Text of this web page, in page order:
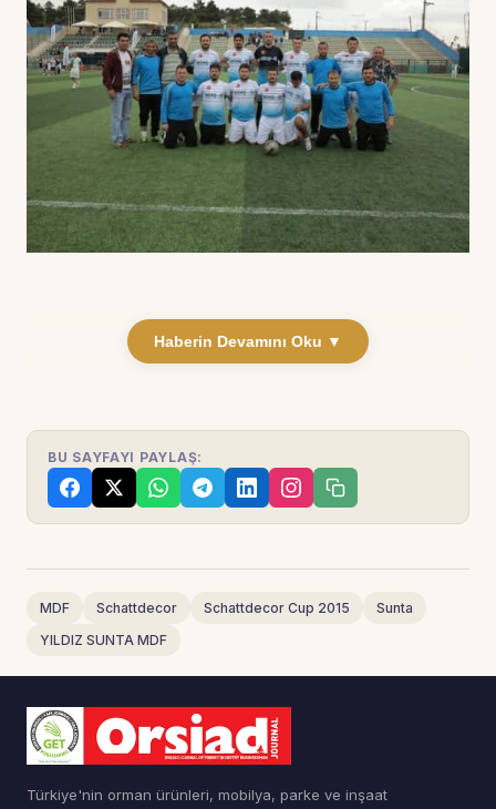
Haberin Devamını Oku ▼
BU SAYFAYI PAYLAŞ:
MDF Schattdecor Schattdecor Cup 2015
Sunta
YILDIZ SUNTA MDF
Türkiye'nin orman ürünleri, mobilya, parke ve inşaat